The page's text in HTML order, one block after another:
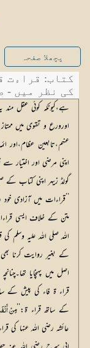
پچھلا صفحہ
کتاب: قراءت
کی نظر میں -
ہے،کیونکہ کوئی عقل مند
اورورع و تقوی میں
عنہم،تابعین
اپنی مرضی اور اختیار
گولڈ زیہر اپنی کتاب کے صفحہ 50،51پر
’’قراءات میں آزادی
متن کے خلاف ایسی
اللہ صلی اللہ علیہ
کے بغیر روایت کرنا
اصل میں پہنچایا
کے ساتھ قراء ۃ:’’مِنْ